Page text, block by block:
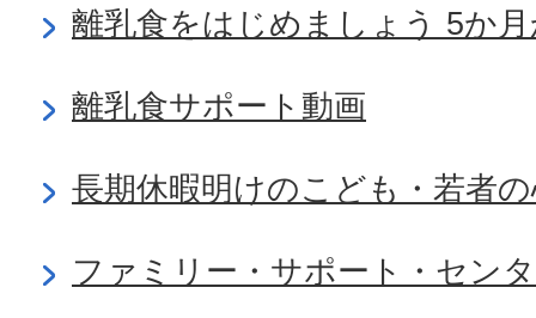
離乳食をはじめましょう 5か
離乳食サポート動画
長期休暇明けのこども・若者
ファミリー・サポート・セン